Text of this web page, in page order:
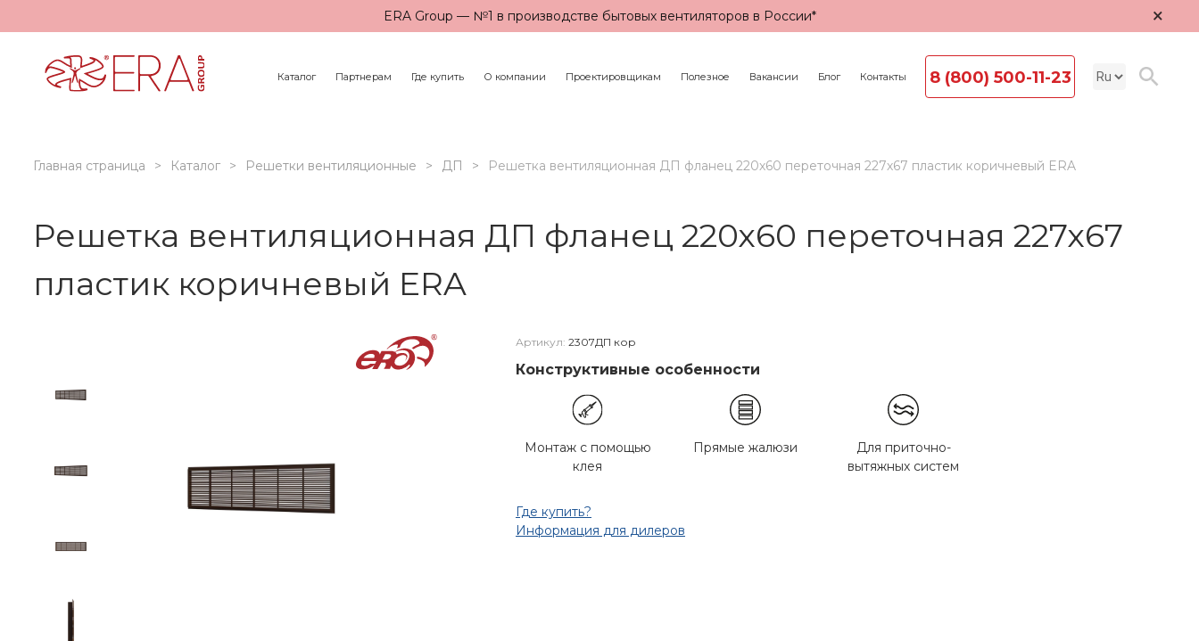
ERA Group — №1 в производстве бытовых вентиляторов в России* ×
Каталог Партнерам Где купить О компании Проектировщикам Полезное Вакансии Блог Контакты 8 (800) 500-11-23
Главная страница Каталог Решетки вентиляционные ДП Решетка вентиляционная ДП фланец 220х60 переточная 227х67 пластик коричневый ERA
Решетка вентиляционная ДП фланец 220х60 переточная 227х67
пластик коричневый ERA
Артикул: 2307ДП кор
Конструктивные особенности
Монтаж с помощью
клея
Прямые жалюзи
Для приточно-
вытяжных систем
Где купить?
Информация для дилеров